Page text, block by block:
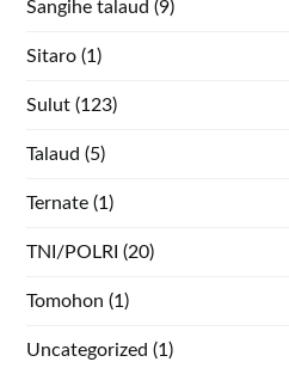
Sangihe talaud (9)
Sitaro (1)
Sulut (123)
Talaud (5)
Ternate (1)
TNI/POLRI (20)
Tomohon (1)
Uncategorized (1)